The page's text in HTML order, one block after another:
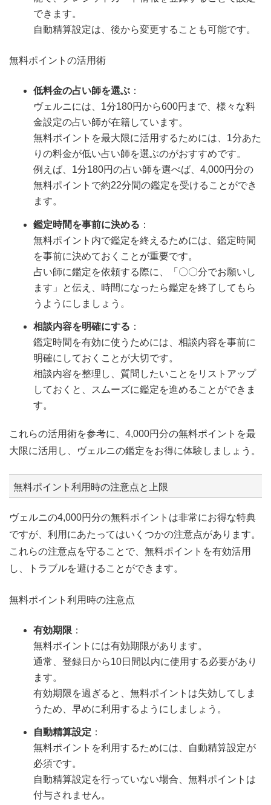
できます。
自動精算設定は、後から変更することも可能です。
無料ポイントの活用術
低料金の占い師を選ぶ ：
ヴェルニには、1分180円から600円まで、様々な料
金設定の占い師が在籍しています。
無料ポイントを最大限に活用するためには、1分あた
りの料金が低い占い師を選ぶのがおすすめです。
例えば、1分180円の占い師を選べば、4,000円分の
無料ポイントで約22分間の鑑定を受けることができ
ます。
鑑定時間を事前に決める ：
無料ポイント内で鑑定を終えるためには、鑑定時間
を事前に決めておくことが重要です。
占い師に鑑定を依頼する際に、「〇〇分でお願いし
ます」と伝え、時間になったら鑑定を終了してもら
うようにしましょう。
相談内容を明確にする ：
鑑定時間を有効に使うためには、相談内容を事前に
明確にしておくことが大切です。
相談内容を整理し、質問したいことをリストアップ
しておくと、スムーズに鑑定を進めることができま
す。
これらの活用術を参考に、4,000円分の無料ポイントを最
大限に活用し、ヴェルニの鑑定をお得に体験しましょう。
無料ポイント利用時の注意点と上限
ヴェルニの4,000円分の無料ポイントは非常にお得な特典
ですが、利用にあたってはいくつかの注意点があります。
これらの注意点を守ることで、無料ポイントを有効活用
し、トラブルを避けることができます。
無料ポイント利用時の注意点
有効期限 ：
無料ポイントには有効期限があります。
通常、登録日から10日間以内に使用する必要があり
ます。
有効期限を過ぎると、無料ポイントは失効してしま
うため、早めに利用するようにしましょう。
自動精算設定 ：
無料ポイントを利用するためには、自動精算設定が
必須です。
自動精算設定を行っていない場合、無料ポイントは
付与されません。